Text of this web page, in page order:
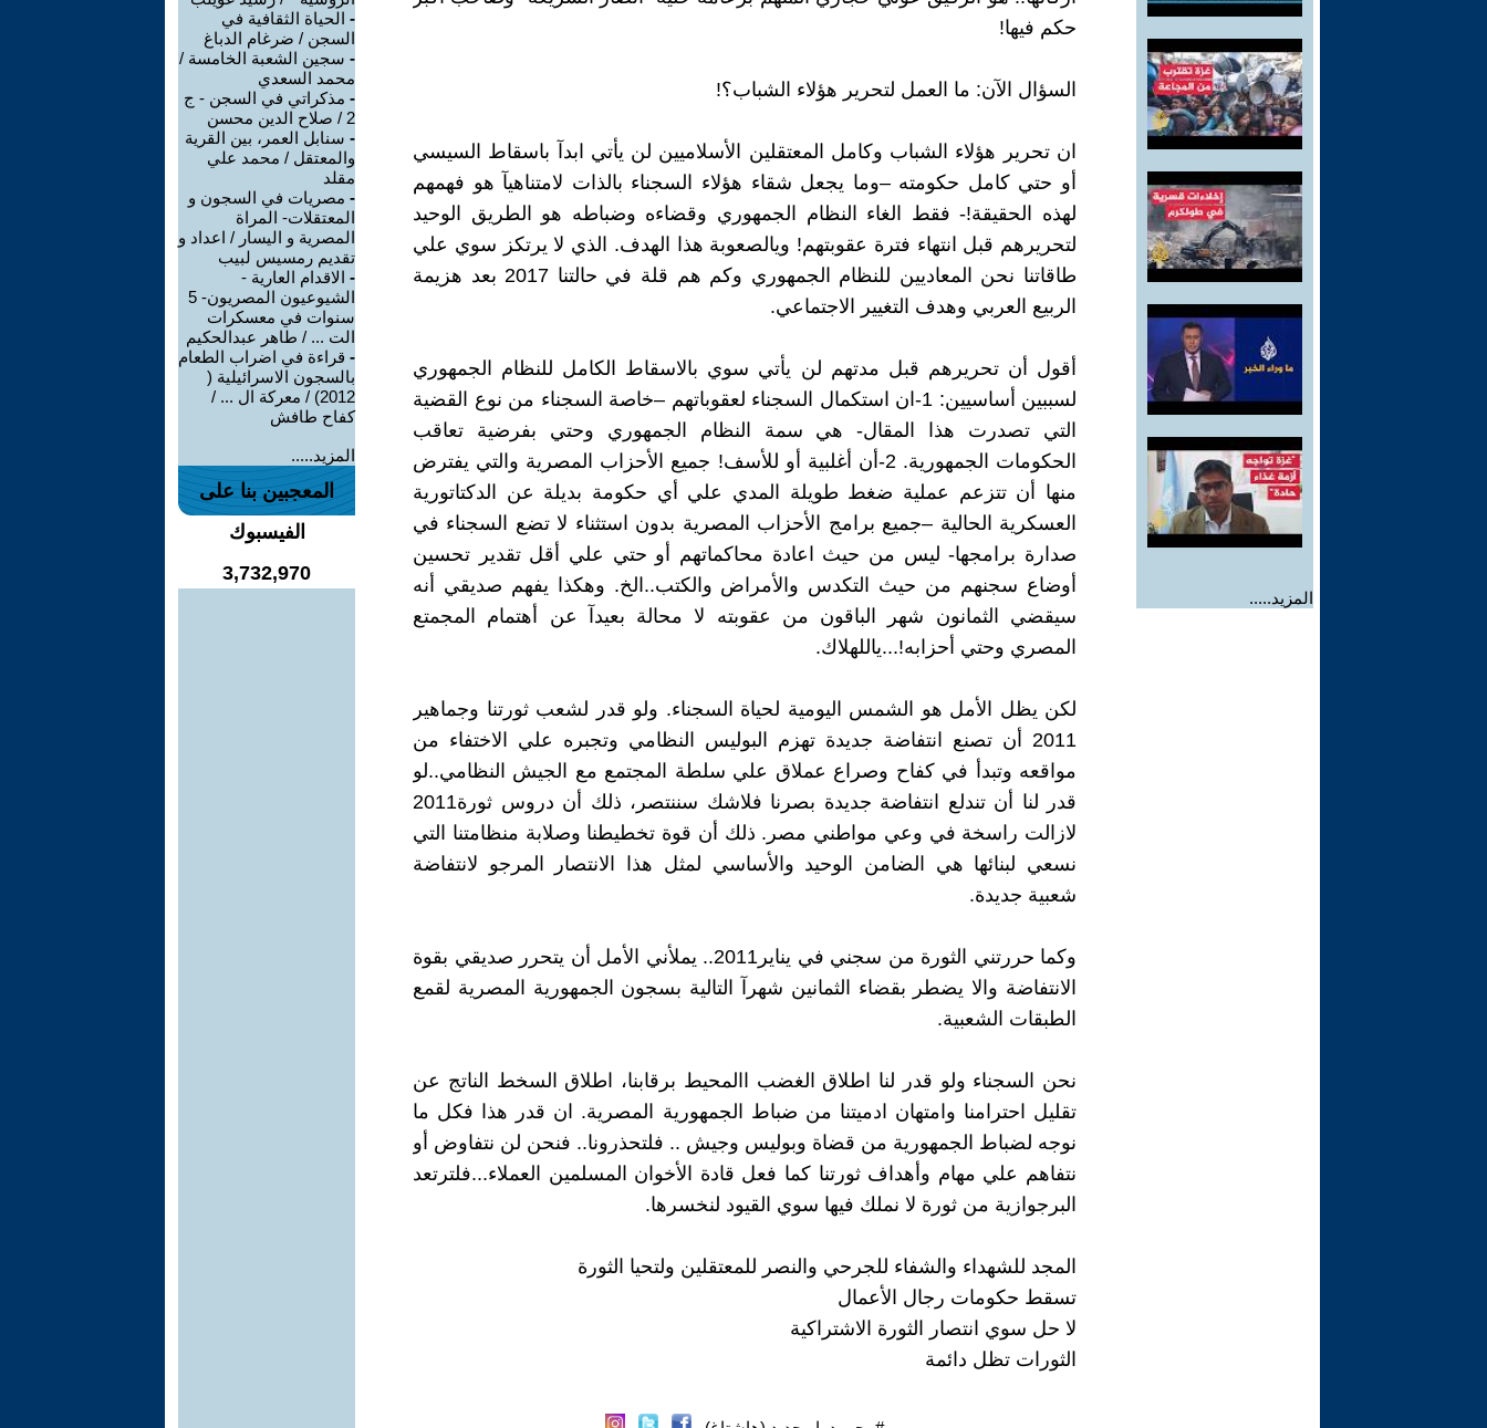
المزيد.....
حكم فيها!
السؤال الآن: ما العمل لتحرير هؤلاء الشباب؟!
ان تحرير هؤلاء الشباب وكامل المعتقلين الأسلاميين لن يأتي ابدآ باسقاط السيسي
أو حتي كامل حكومته –وما يجعل شقاء هؤلاء السجناء بالذات لامتناهيآ هو فهمهم
لهذه الحقيقة!- فقط الغاء النظام الجمهوري وقضاءه وضباطه هو الطريق الوحيد
لتحريرهم قبل انتهاء فترة عقوبتهم! ويالصعوبة هذا الهدف. الذي لا يرتكز سوي علي
طاقاتنا نحن المعاديين للنظام الجمهوري وكم هم قلة في حالتنا 2017 بعد هزيمة
الربيع العربي وهدف التغيير الاجتماعي.
أقول أن تحريرهم قبل مدتهم لن يأتي سوي بالاسقاط الكامل للنظام الجمهوري
لسببين أساسيين: 1-ان استكمال السجناء لعقوباتهم –خاصة السجناء من نوع القضية
التي تصدرت هذا المقال- هي سمة النظام الجمهوري وحتي بفرضية تعاقب
الحكومات الجمهورية. 2-أن أغلبية أو للأسف! جميع الأحزاب المصرية والتي يفترض
منها أن تتزعم عملية ضغط طويلة المدي علي أي حكومة بديلة عن الدكتاتورية
العسكرية الحالية –جميع برامج الأحزاب المصرية بدون استثناء لا تضع السجناء في
صدارة برامجها- ليس من حيث اعادة محاكماتهم أو حتي علي أقل تقدير تحسين
أوضاع سجنهم من حيث التكدس والأمراض والكتب..الخ. وهكذا يفهم صديقي أنه
سيقضي الثمانون شهر الباقون من عقوبته لا محالة بعيدآ عن أهتمام المجمتع
المصري وحتي أحزابه!...ياللهلاك.
لكن يظل الأمل هو الشمس اليومية لحياة السجناء. ولو قدر لشعب ثورتنا وجماهير
2011 أن تصنع انتفاضة جديدة تهزم البوليس النظامي وتجبره علي الاختفاء من
مواقعه وتبدأ في كفاح وصراع عملاق علي سلطة المجتمع مع الجيش النظامي..لو
قدر لنا أن تندلع انتفاضة جديدة بصرنا فلاشك سننتصر، ذلك أن دروس ثورة2011
لازالت راسخة في وعي مواطني مصر. ذلك أن قوة تخطيطنا وصلابة منظامتنا التي
نسعي لبنائها هي الضامن الوحيد والأساسي لمثل هذا الانتصار المرجو لانتفاضة
شعبية جديدة.
وكما حررتني الثورة من سجني في يناير2011.. يملأني الأمل أن يتحرر صديقي بقوة
الانتفاضة والا يضطر بقضاء الثمانين شهرآ التالية بسجون الجمهورية المصرية لقمع
الطبقات الشعبية.
نحن السجناء ولو قدر لنا اطلاق الغضب االمحيط برقابنا، اطلاق السخط الناتج عن
تقليل احترامنا وامتهان ادميتنا من ضباط الجمهورية المصرية. ان قدر هذا فكل ما
نوجه لضباط الجمهورية من قضاة وبوليس وجيش .. فلتحذرونا.. فنحن لن نتفاوض أو
نتفاهم علي مهام وأهداف ثورتنا كما فعل قادة الأخوان المسلمين العملاء...فلترتعد
البرجوازية من ثورة لا نملك فيها سوي القيود لنخسرها.
المجد للشهداء والشفاء للجرحي والنصر للمعتقلين ولتحيا الثورة
تسقط حكومات رجال الأعمال
لا حل سوي انتصار الثورة الاشتراكية
الثورات تظل دائمة
- الحياة الثقافية في
السجن / ضرغام الدباغ
- سجين الشعبة الخامسة /
محمد السعدي
- مذكراتي في السجن - ج
2 / صلاح الدين محسن
- سنابل العمر، بين القرية
والمعتقل / محمد علي
مقلد
- مصريات في السجون و
المعتقلات- المراة
المصرية و اليسار / اعداد و
تقديم رمسيس لبيب
- الاقدام العارية -
الشيوعيون المصريون- 5
سنوات في معسكرات
الت ... / طاهر عبدالحكيم
- قراءة في اضراب الطعام
بالسجون الاسرائيلية (
2012) / معركة ال ... /
كفاح طافش
المزيد.....
المعجبين بنا على
الفيسبوك
3,732,970